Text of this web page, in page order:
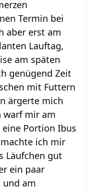
Termin bei
aber erst am
Lauftag,
am späten
genügend Zeit
mit Futtern
ärgerte mich
warf mir am
Portion Ibus
ich mir
Läufchen gut
ein paar
und am